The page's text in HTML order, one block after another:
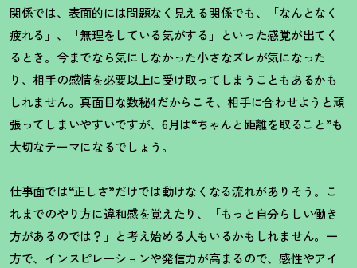
関係では、表面的には問題なく見える関係でも、「なんとなく
疲れる」、「無理をしている気がする」といった感覚が出てく
るとき。今までなら気にしなかった小さなズレが気になった
り、相手の感情を必要以上に受け取ってしまうこともあるかも
しれません。真面目な数秘4だからこそ、相手に合わせようと頑
張ってしまいやすいですが、6月は“ちゃんと距離を取ること”も
大切なテーマになるでしょう。
仕事面では“正しさ”だけでは動けなくなる流れがありそう。こ
れまでのやり方に違和感を覚えたり、「もっと自分らしい働き
方があるのでは？ 」と考え始める人もいるかもしれません。一
方で、インスピレーションや発信力が高まるので、感性やアイ